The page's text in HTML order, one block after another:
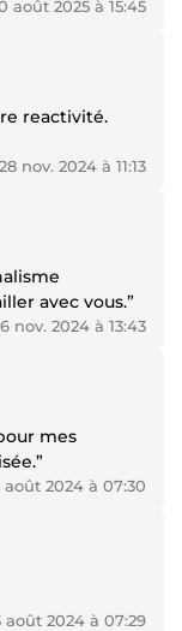
août 2025 à 15:45
reactivité.
28 nov. 2024 à 11:13
avec vous.”
nov. 2024 à 13:43
mes
août 2024 à 07:30
août 2024 à 07:29